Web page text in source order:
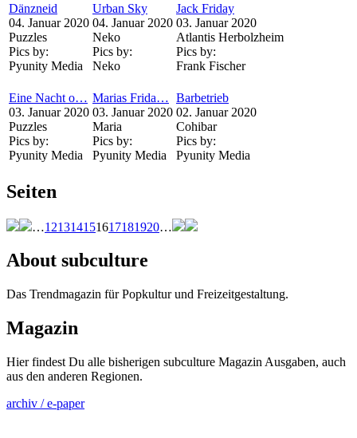
Dänzneid
04. Januar 2020
Puzzles
Pics by:
Pyunity Media
Urban Sky
04. Januar 2020
Neko
Pics by:
Neko
Jack Friday
03. Januar 2020
Atlantis Herbolzheim
Pics by:
Frank Fischer
Eine Nacht o…
03. Januar 2020
Puzzles
Pics by:
Pyunity Media
Marias Frida…
03. Januar 2020
Maria
Pics by:
Pyunity Media
Barbetrieb
02. Januar 2020
Cohibar
Pics by:
Pyunity Media
Seiten
…121314151617181920…
About subculture
Das Trendmagazin für Popkultur und Freizeitgestaltung.
Magazin
Hier findest Du alle bisherigen subculture Magazin Ausgaben, auch
aus den anderen Regionen.
archiv / e-paper